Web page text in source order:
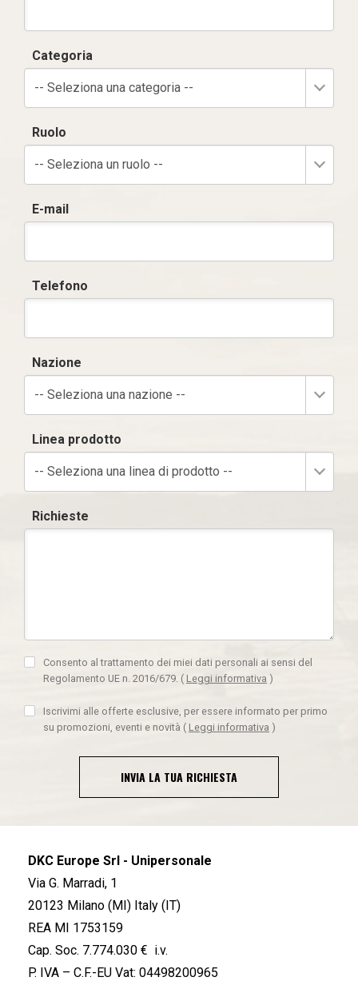
Categoria
-- Seleziona una categoria --
Ruolo
-- Seleziona un ruolo --
E-mail
Telefono
Nazione
-- Seleziona una nazione --
Linea prodotto
-- Seleziona una linea di prodotto --
Richieste
Consento al trattamento dei miei dati personali ai sensi del
Regolamento UE n. 2016/679. ( Leggi informativa )
Iscrivimi alle offerte esclusive, per essere informato per primo
su promozioni, eventi e novità ( Leggi informativa )
INVIA LA TUA RICHIESTA
DKC Europe Srl - Unipersonale
Via G. Marradi, 1
20123 Milano (MI) Italy (IT)
REA MI 1753159
Cap. Soc. 7.774.030 € i.v.
P. IVA – C.F.-EU Vat: 04498200965